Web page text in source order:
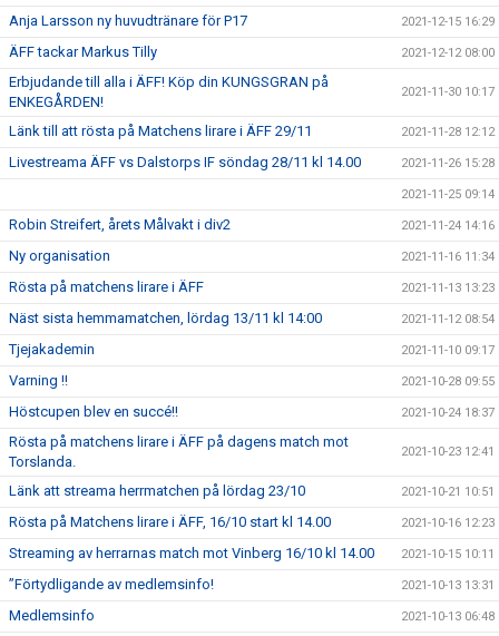
Anja Larsson ny huvudtränare för P17 2021-12-15 16:29
ÄFF tackar Markus Tilly 2021-12-12 08:00
Erbjudande till alla i ÄFF! Köp din KUNGSGRAN på
ENKEGÅRDEN!
2021-11-30 10:17
Länk till att rösta på Matchens lirare i ÄFF 29/11 2021-11-28 12:12
Livestreama ÄFF vs Dalstorps IF söndag 28/11 kl 14.00 2021-11-26 15:28
2021-11-25 09:14
Robin Streifert, årets Målvakt i div2 2021-11-24 14:16
Ny organisation 2021-11-16 11:34
Rösta på matchens lirare i ÄFF 2021-11-13 13:23
Näst sista hemmamatchen, lördag 13/11 kl 14:00 2021-11-12 08:54
Tjejakademin 2021-11-10 09:17
Varning !! 2021-10-28 09:55
Höstcupen blev en succé!! 2021-10-24 18:37
Rösta på matchens lirare i ÄFF på dagens match mot
Torslanda.
2021-10-23 12:41
Länk att streama herrmatchen på lördag 23/10 2021-10-21 10:51
Rösta på Matchens lirare i ÄFF, 16/10 start kl 14.00 2021-10-16 12:23
Streaming av herrarnas match mot Vinberg 16/10 kl 14.00 2021-10-15 10:11
”Förtydligande av medlemsinfo! 2021-10-13 13:31
Medlemsinfo 2021-10-13 06:48